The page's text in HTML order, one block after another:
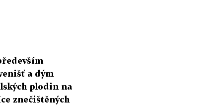
a dým
plodin na
znečištěných